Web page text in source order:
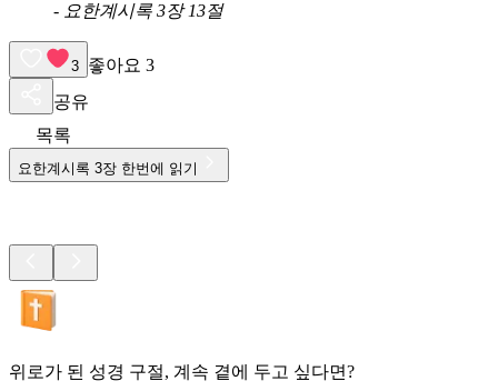
- 요한계시록 3장 13절
3 좋아요 3
공유
목록
요한계시록 3장 한번에 읽기
위로가 된 성경 구절, 계속 곁에 두고 싶다면?